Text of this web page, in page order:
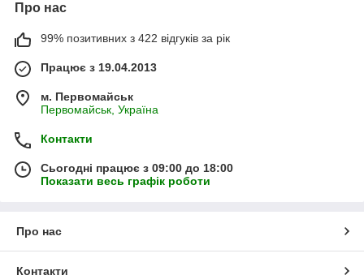
Про нас
99% позитивних з 422 відгуків за рік
Працює з 19.04.2013
м. Первомайськ
Первомайськ, Україна
Контакти
Сьогодні працює з 09:00 до 18:00
Показати весь графік роботи
Про нас
Контакти